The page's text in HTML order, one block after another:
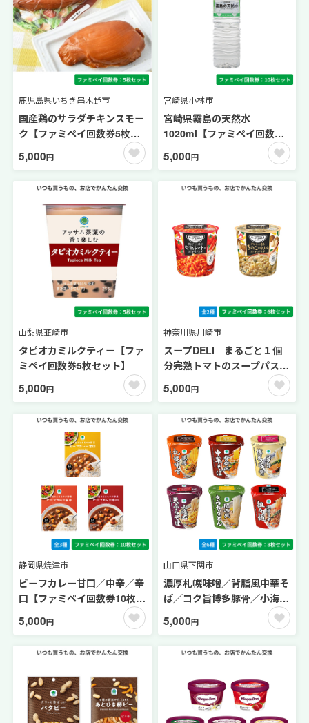
鹿児島県いちき串木野市
国産鶏のサラダチキンスモー
ク【ファミペイ回数券5枚セ
5,000円
宮崎県小林市
宮崎県霧島の天然水
1020ml【ファミペイ回数券
5,000円
山梨県韮崎市
タピオカミルクティー【ファ
ミペイ回数券5枚セット】
5,000円
神奈川県川崎市
スープDELI まるごと１個
分完熟トマトのスープパスタ
／ポルチーニ香るきのこのク
リームスープパスタ【ファミ
5,000円
静岡県焼津市
ビーフカレー甘口／中辛／辛
口【ファミペイ回数券10枚セ
5,000円
山口県下関市
濃厚札幌味噌／背脂風中華そ
ば／コク旨博多豚骨／小海老
天ぷらそば 東／関西風きつ
ねうどん／濃厚旨辛担々麺
ト】
5,000円